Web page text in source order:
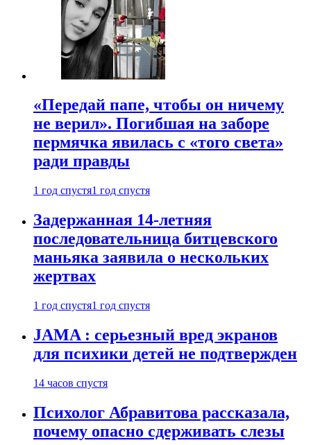
«Передай папе, чтобы он ничему
не верил». Погибшая на заборе
пермячка явилась с «того света»
ради правды
1 год спустя1 год спустя
Задержанная 14-летняя
последовательница битцевского
маньяка заявила о нескольких
жертвах
1 год спустя1 год спустя
JAMA : серьезный вред экранов
для психики детей не подтвержден
14 часов спустя
Психолог Абравитова рассказала,
почему опасно сдерживать слезы